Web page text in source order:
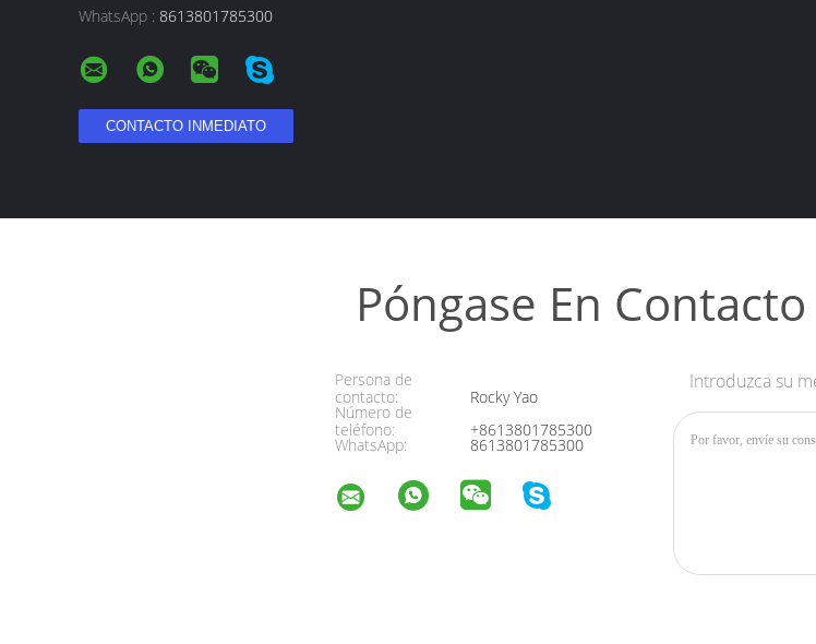
WhatsApp : 8613801785300
Póngase En
Persona de
contacto:
Rocky Yao
Número de
teléfono:
+8613801785300
WhatsApp: 8613801785300
Introduzca su